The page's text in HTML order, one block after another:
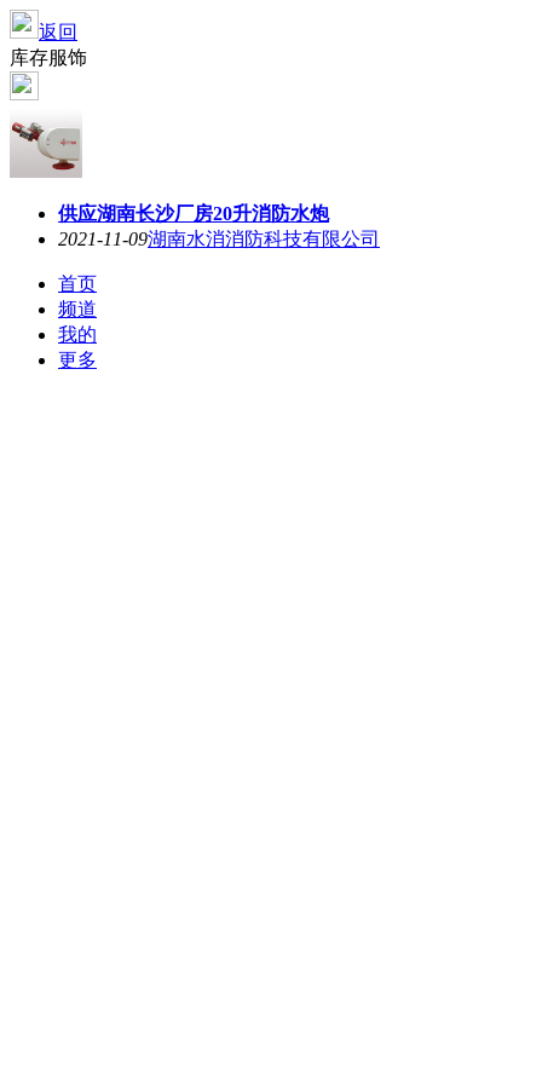
返回
库存服饰
供应湖南长沙厂房20升消防水炮
2021-11-09湖南水消消防科技有限公司
首页
频道
我的
更多